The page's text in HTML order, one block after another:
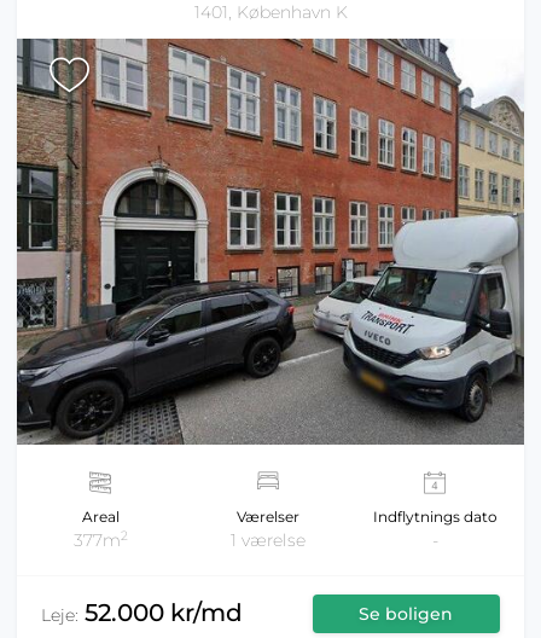
1401, København K
Areal
377m2
Værelser
1 værelse
Indflytnings dato
-
Leje: 52.000 kr/md Se boligen